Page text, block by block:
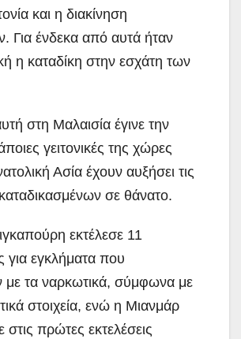
και η διακίνηση
Για ένδεκα από αυτά ήταν
η καταδίκη στην εσχάτη των
στη Μαλαισία έγινε την
γειτονικές της χώρες
Ασία έχουν αυξήσει τις
καταδικασμένων σε θάνατο.
εκτέλεσε 11
εγκλήματα που
με τα ναρκωτικά, σύμφωνα με
στοιχεία, ενώ η Μιανμάρ
πρώτες εκτελέσεις